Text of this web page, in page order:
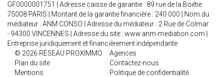
GF0000001751 | Adresse caisse de garantie : 89 rue de la Boétie
75008 PARIS | Montant de la garantie financière : 240 000 | Nom du
médiateur : ANM CONSO | Adresse du médiateur : 2 Rue de Colmar
- 94300 VINCENNES | Adresse du site : www.anm-mediation.com
Entreprise juridiquement et financièrement indépendante
© 2026 RÉSEAU PROXIMMO
Agences
Plan du site
Contactez-nous
Mentions
Politique de confidentialité